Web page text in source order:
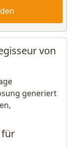
von
generiert
für